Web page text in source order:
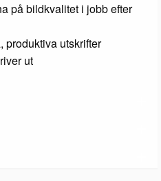
på bildkvalitet i jobb efter
produktiva utskrifter
ut